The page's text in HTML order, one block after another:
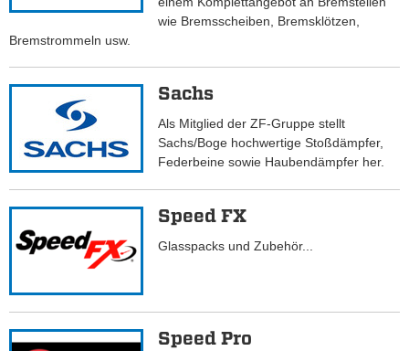
wie Bremsscheiben, Bremsklötzen,
Bremstrommeln usw.
Sachs
Als Mitglied der ZF-Gruppe stellt
Sachs/Boge hochwertige Stoßdämpfer,
Federbeine sowie Haubendämpfer her.
Speed FX
Glasspacks und Zubehör...
Speed Pro